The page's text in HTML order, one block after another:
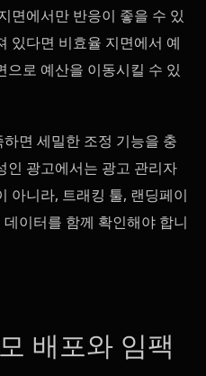
면에서만 반응이 좋을 수 있
있다면 비효율 지면에서 예
로 예산을 이동시킬 수 있
면 세밀한 조정 기능을 충
인 광고에서는 광고 관리자
아니라, 트래킹 툴, 랜딩페이
이터를 함께 확인해야 합니
배포와 임팩